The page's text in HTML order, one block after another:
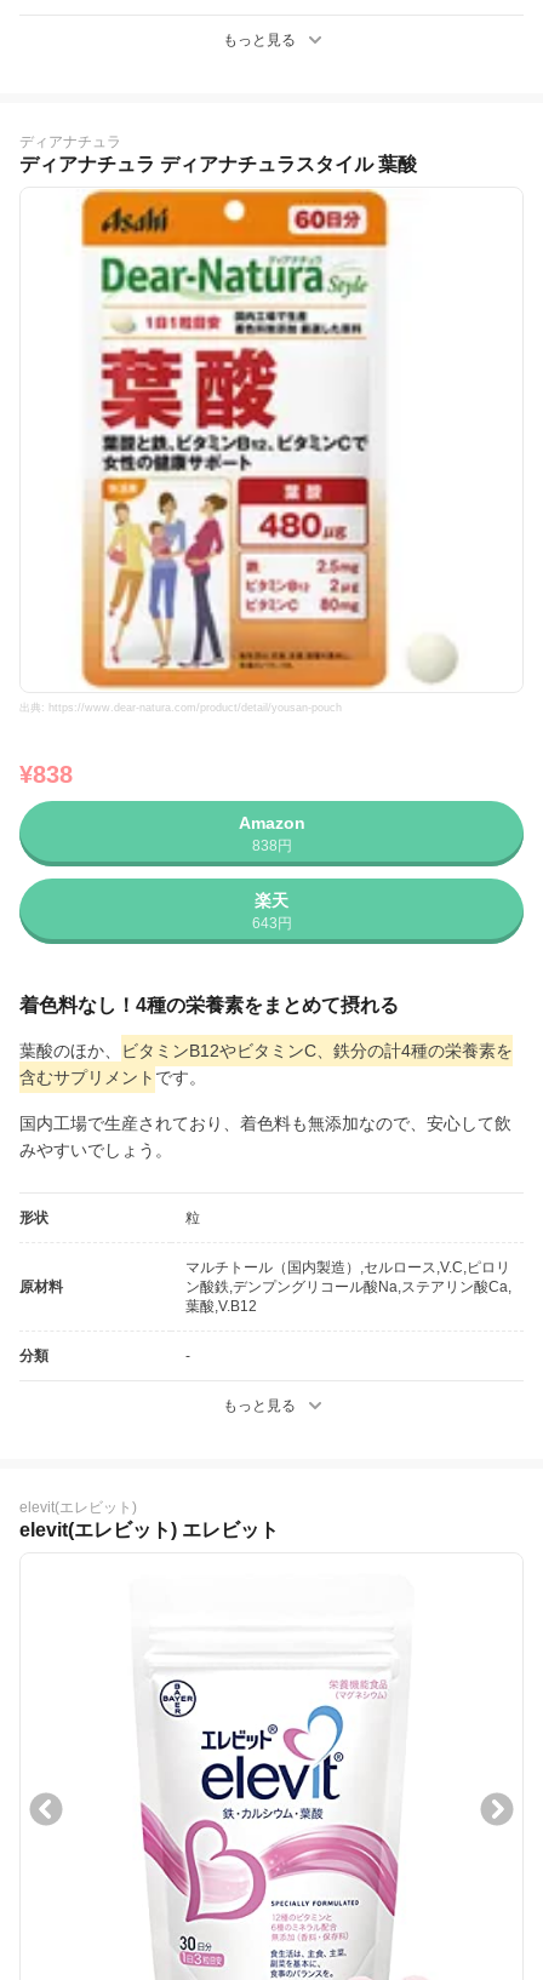
もっと見る
ディアナチュラ
ディアナチュラ ディアナチュラスタイル 葉酸
出典: https://www.dear-natura.com/product/detail/yousan-pouch
¥838
Amazon
838円
楽天
643円
着色料なし！4種の栄養素をまとめて摂れる
葉酸のほか、
ビタミンB12やビタミンC、鉄分の計4種の栄養素を
含むサプリメント です。
国内工場で生産されており、着色料も無添加なので、安心して飲
みやすいでしょう。
形状 粒
原材料
マルチトール（国内製造）,セルロース,V.C,ピロリ
ン酸鉄,デンプングリコール酸Na,ステアリン酸Ca,
葉酸,V.B12
分類 -
もっと見る
elevit(エレビット)
elevit(エレビット) エレビット